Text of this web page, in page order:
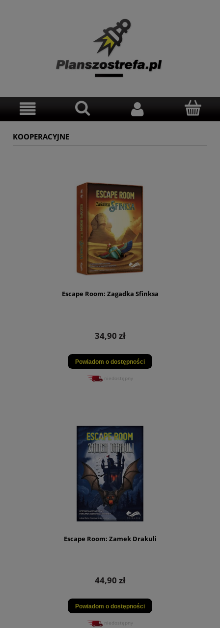
KOOPERACYJNE
Escape Room: Zagadka Sfinksa
34,90 zł
Powiadom o dostępności
niedostępny
Escape Room: Zamek Drakuli
44,90 zł
Powiadom o dostępności
niedostępny